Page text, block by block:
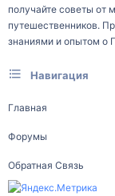
получайте советы от
путешественников.
знаниями и опытом
Навигация
Главная
Форумы
Обратная Связь